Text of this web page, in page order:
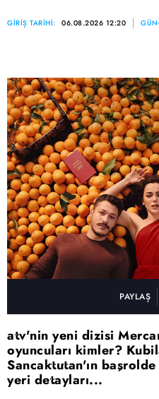
GİRİŞ TARİHİ: 06.08.2026 12:20
PAYLAŞ
atv'nin yeni dizisi
oyuncuları kimler?
Sancaktutan'ın
yeri detayları...